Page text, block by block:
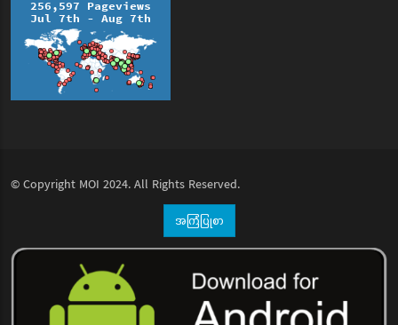
© Copyright MOI 2024. All Rights Reserved.
အကြံပြုစာ